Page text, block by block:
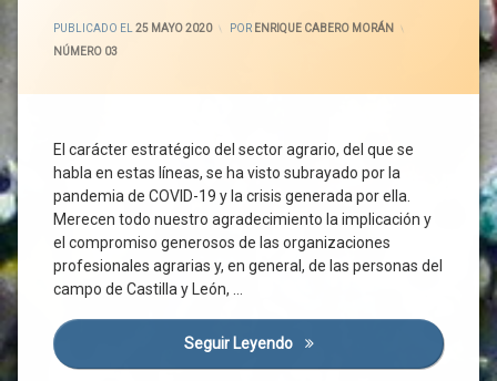
Gobierno
Investigación
Normalidad
Normativa
Nueva
Normalidad
Organizaciones
Pacto De
PUBLICADO EL 25 MAYO 2020
1 JUNIO 2020
POR ENRIQUE CABERO MORÁN
CATEGORÍAS:
NÚMERO 03
El carácter estratégico del sector agrario, del que se
habla en estas líneas, se ha visto subrayado por la
pandemia de COVID-19 y la crisis generada por ella.
Merecen todo nuestro agradecimiento la implicación y
el compromiso generosos de las organizaciones
profesionales agrarias y, en general, de las personas del
campo de Castilla y León, …
Seguir Leyendo El Carácter Estratégico Del
Sana
Alimentos
Apoyo
Público
Banda
Ancha
Calidad
De
Vida
Campo
Castilla
Y León